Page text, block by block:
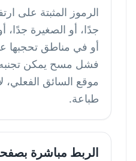
الرموز المثبتة على
جدًا، أو الصغيرة
أو في مناطق
فشل مسح يمكن
موقع السائق
طباعة.
الربط مباشرة